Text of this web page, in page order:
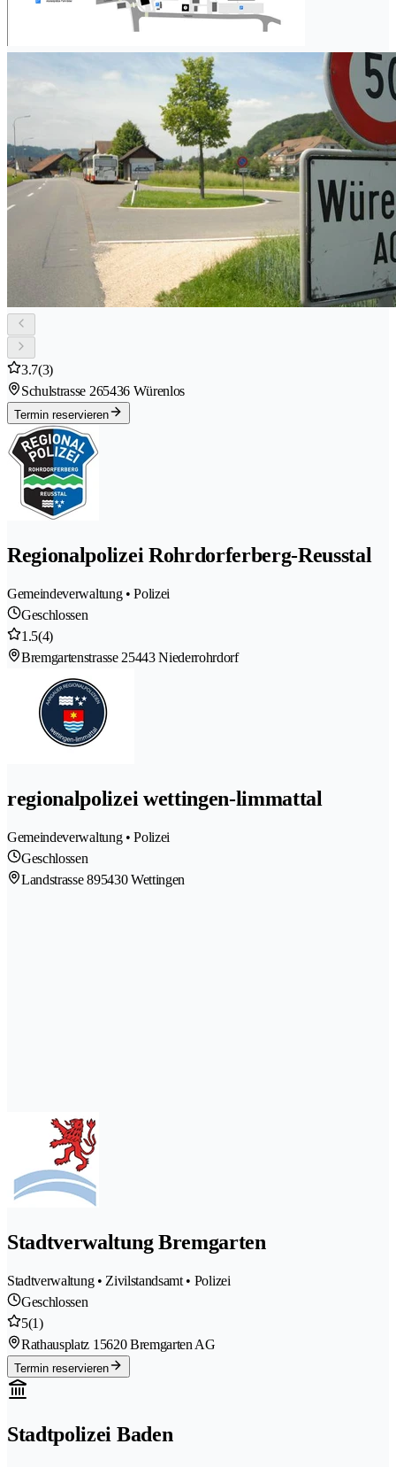
3.7(3)
Schulstrasse 265436 Würenlos
Termin reservieren
Regionalpolizei Rohrdorferberg-Reusstal
Gemeindeverwaltung • Polizei
Geschlossen
1.5(4)
Bremgartenstrasse 25443 Niederrohrdorf
regionalpolizei wettingen-limmattal
Gemeindeverwaltung • Polizei
Geschlossen
Landstrasse 895430 Wettingen
Stadtverwaltung Bremgarten
Stadtverwaltung • Zivilstandsamt • Polizei
Geschlossen
5(1)
Rathausplatz 1 5620 Bremgarten AG
Termin reservieren
Stadtpolizei Baden